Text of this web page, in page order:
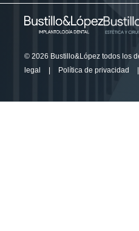
© 2026 Bustillo&López todos los
legal
Política de privacidad